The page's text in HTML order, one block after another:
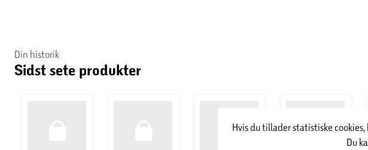
Høj farveintensitet.
Din historik
Sidst sete produkter
Hvis du tillader statistiske
Du